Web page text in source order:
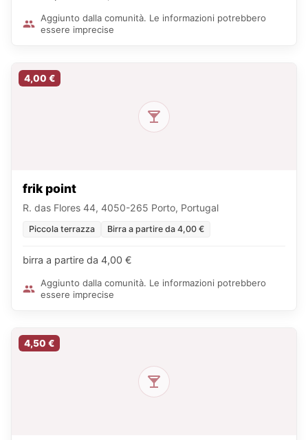
Aggiunto dalla comunità. Le informazioni potrebbero
essere imprecise
4,00 €
frik point
R. das Flores 44, 4050-265 Porto, Portugal
Piccola terrazza Birra a partire da 4,00 €
birra a partire da 4,00 €
Aggiunto dalla comunità. Le informazioni potrebbero
essere imprecise
4,50 €